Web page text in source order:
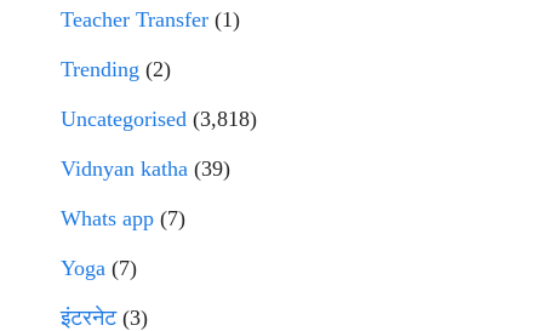
Teacher Transfer (1)
Trending (2)
Uncategorised (3,818)
Vidnyan katha (39)
Whats app (7)
Yoga (7)
इंटरनेट(3)